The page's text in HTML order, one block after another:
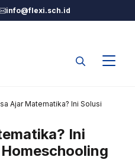
info@flexi.sch.id
Ajar Matematika? Ini Solusi
Ini